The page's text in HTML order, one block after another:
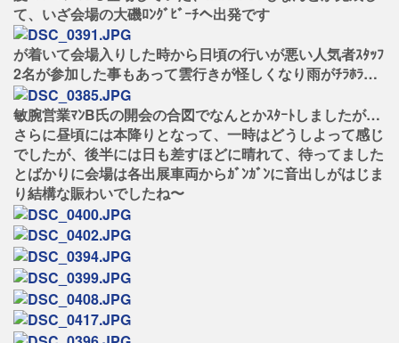
て、いざ会場の大磯ﾛﾝｸﾞﾋﾞｰﾁへ出発です
が着いて会場入りした時から日頃の行いが悪い人気者ｽﾀｯﾌ
2名が参加した事もあって雲行きが怪しくなり雨がﾁﾗﾎﾗ…
敏腕営業ﾏﾝB氏の開会の合図でなんとかｽﾀｰﾄしましたが…
さらに昼頃には本降りとなって、一時はどうしよって感じ
でしたが、後半には日も差すほどに晴れて、待ってました
とばかりに会場は各出展車両からｶﾞﾝｶﾞﾝに音出しがはじま
り結構な賑わいでしたね〜